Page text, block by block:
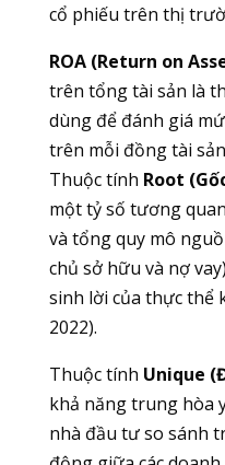
cổ phiếu trên thị
ROA (Return on
trên tổng tài sản là
dùng để đánh giá
trên mỗi đồng tài
Thuộc tính Root
một tỷ số tương
và tổng quy mô
chủ sở hữu và nợ
sinh lời của thực thể
2022).
Thuộc tính Unique
khả năng trung hòa
nhà đầu tư so sánh